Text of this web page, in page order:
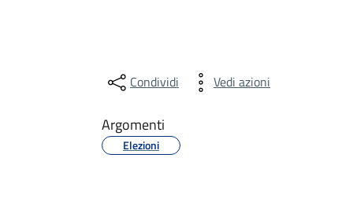
Condividi Vedi azioni
Argomenti
Elezioni